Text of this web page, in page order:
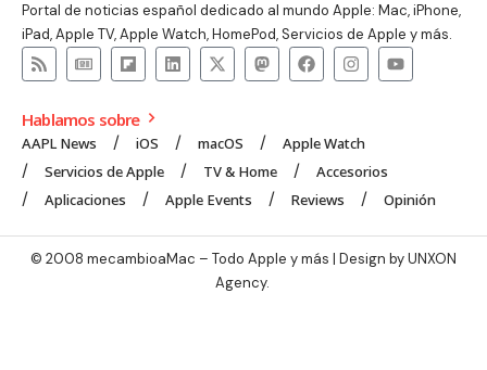
Portal de noticias español dedicado al mundo Apple: Mac, iPhone,
iPad, Apple TV, Apple Watch, HomePod, Servicios de Apple y más.
Hablamos sobre
AAPL News iOS macOS
Apple Watch
Servicios de Apple
TV & Home
Accesorios
Aplicaciones
Apple Events Reviews Opinión
© 2008 mecambioaMac – Todo Apple y más | Design byUNXON
Agency.